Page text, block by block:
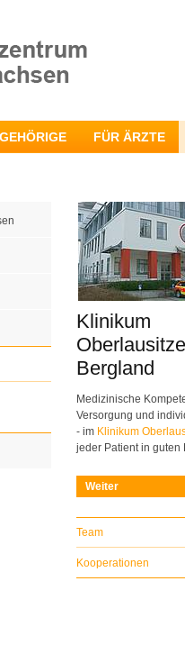
FÜR ÄRZTE
Klinikum
Bergland
Medizinische
Versorgung und
- im Klinikum
jeder Patient in guten
Weiter
Team
Kooperationen